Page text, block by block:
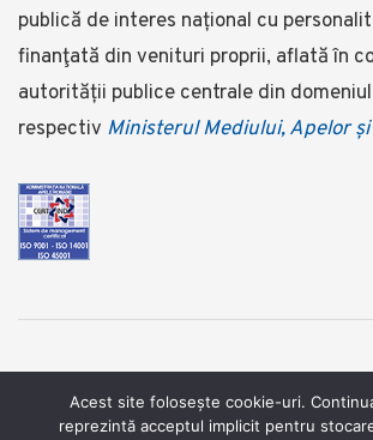
publică de interes național cu
finanţată din venituri proprii, aflată în
autorității publice centrale din domeniul
respectiv Ministerul Mediului, Apelor
©2025 Administrația Națională Apele
www.dragosasaftei.ro
Acest site folosește cookie-uri.
reprezintă acceptul implicit pentru